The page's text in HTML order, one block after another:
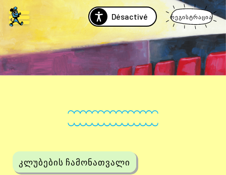
Désactivé რეგისტრაცია
კლუბების ჩამონათვალი